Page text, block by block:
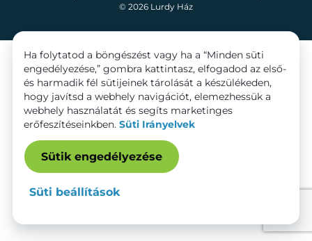
© 2026 Lurdy Ház
Ha folytatod a böngészést vagy ha a “Minden süti
engedélyezése,” gombra kattintasz, elfogadod az első-
és harmadik fél sütijeinek tárolását a készülékeden,
hogy javítsd a webhely navigációt, elemezhessük a
webhely használatát és segíts marketinges
erőfeszítéseinkben. Süti Irányelvek
Sütik engedélyezése
Süti beállítások